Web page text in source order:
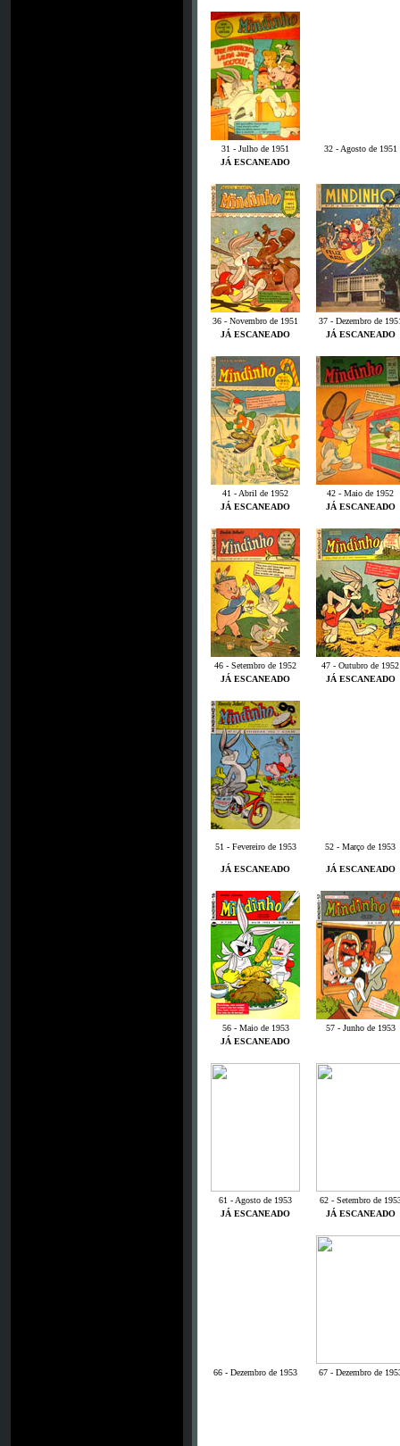
31 - Julho de 1951
32 - Agosto de 1951
JÁ ESCANEADO
36 - Novembro de 1951
37 - Dezembro de
JÁ ESCANEADO
JÁ ESCANEADO
41 - Abril de 1952
42 - Maio de 1952
JÁ ESCANEADO
JÁ ESCANEADO
46 - Setembro de 1952
47 - Outubro de 1952
JÁ ESCANEADO
JÁ ESCANEADO
51 - Fevereiro de 1953 52 - Março de 1953
JÁ ESCANEADO JÁ ESCANEADO
56 - Maio de 1953
57 - Junho de 1953
JÁ ESCANEADO
61 - Agosto de 1953
62 - Setembro de
JÁ ESCANEADO
JÁ ESCANEADO
66 - Dezembro de 1953 67 - Dezembro de